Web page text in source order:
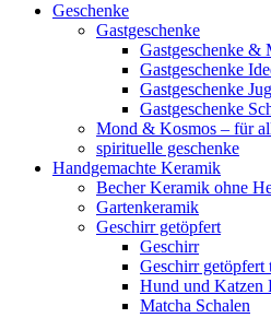
Geschenke
Gastgeschenke
Gastgeschenke &
Gastgeschenke
Gastgeschenke
Gastgeschenke
Mond & Kosmos – für
spirituelle geschenke
Handgemachte Keramik
Becher Keramik ohne
Gartenkeramik
Geschirr getöpfert
Geschirr
Geschirr getöpfert
Hund und Katzen
Matcha Schalen